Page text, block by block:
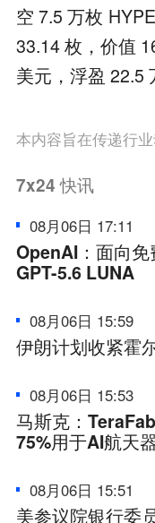
空 7.5 万枚
33.14 枚，价值
美元，浮盈 22.5
本内容旨在传递行
7x24快讯
08月06日 17:11
OpenAI：面向
GPT-5.6 LUNA
08月06日 15:59
伊朗计划收紧霍
08月06日 15:53
马斯克：
75%用于AI航天
08月06日 15:51
美参议院银行委